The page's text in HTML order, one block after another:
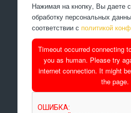
Нажимая на кнопку, Вы даете
обработку персональных
соответствии с политикой
Timeout occurred connecting
you as human. Please try
internet connection. It might
the page.